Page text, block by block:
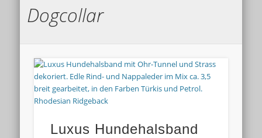
Dogcollar
Luxus Hundehalsband